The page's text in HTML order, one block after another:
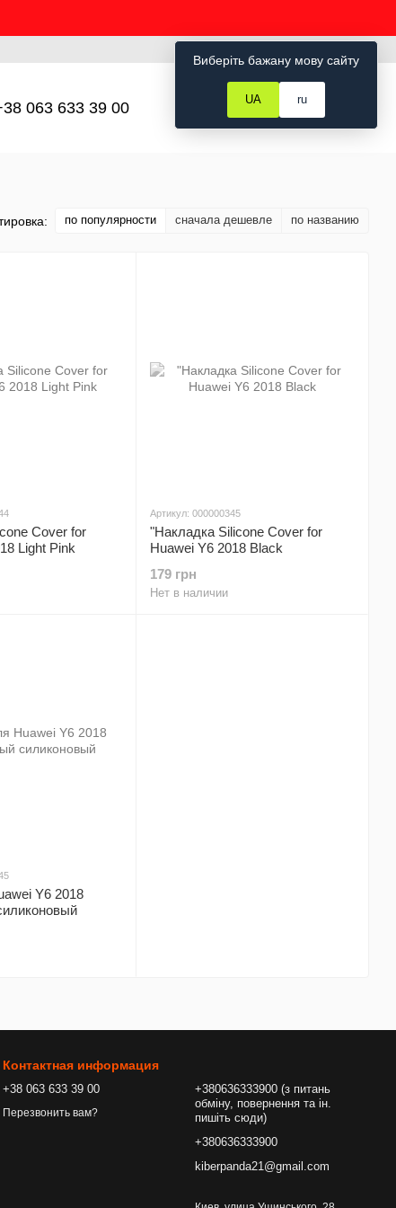
063 633 39 00 Мой заказ
по популярности сначала дешевле по названию
Cover for
Light Pink
Артикул: 000000345
"Накладка Silicone Cover for
Huawei Y6 2018 Black
179 грн
Нет в наличии
Y6 2018
Контактная информация
+38 063 633 39 00
Перезвонить вам?
+380636333900 (з питань
обміну, повернення та ін.
пишіть сюди)
+380636333900
kiberpanda21@gmail.com
Виберіть бажану мову сайту
UA ru